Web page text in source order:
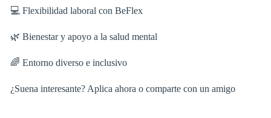
💻 Flexibilidad laboral con BeFlex
🌿 Bienestar y apoyo a la salud mental
🌈 Entorno diverso e inclusivo
¿Suena interesante? Aplica ahora o comparte con un amigo